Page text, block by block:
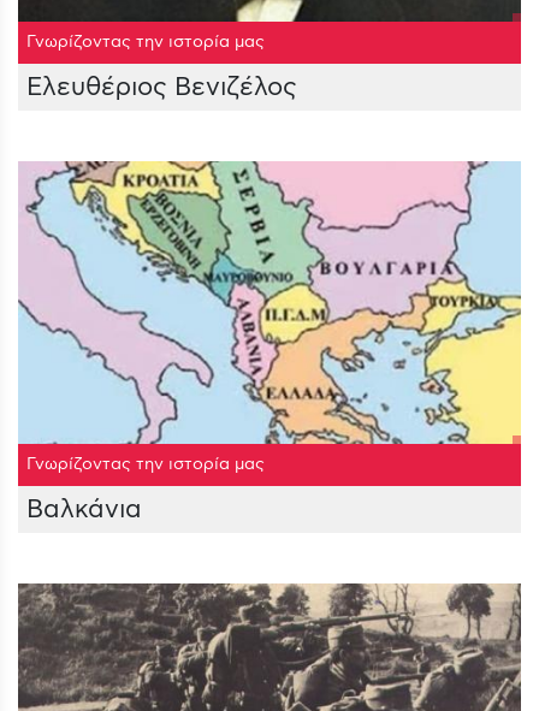
Γνωρίζοντας την ιστορία μας
Ελευθέριος Βενιζέλος
Γνωρίζοντας την ιστορία μας
Βαλκάνια